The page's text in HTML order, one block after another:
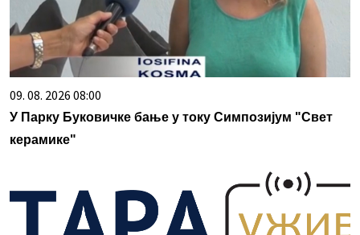
09. 08. 2026 08:00
У Парку Буковичке бање у току Симпозијум "Свет
керамике"